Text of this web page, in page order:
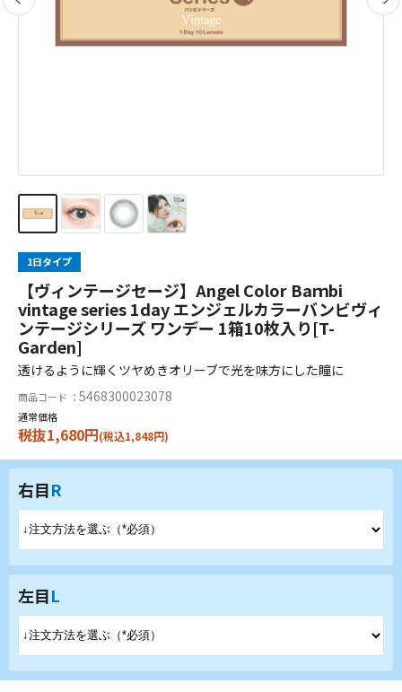
1日タイプ
【ヴィンテージセージ】Angel Color Baｍbi
vintage series 1day エンジェルカラーバンビヴィ
ンテージシリーズ ワンデー 1箱10枚入り[T-
Garden]
透けるように輝くツヤめきオリーブで光を味方にした瞳に
商品コード ： 5468300023078
通常価格
税抜1,680円(税込1,848円)
右目R
左目L